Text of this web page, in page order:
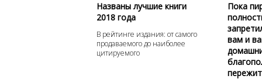
Названы лучшие книги
2018 года
В рейтинге издания: от самого
продаваемого до наиболее
цитируемого
Пока
вам и